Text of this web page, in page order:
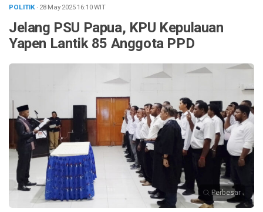
POLITIK· 28 May 202516:10WIT
Jelang PSU Papua, KPU Kepulauan
Yapen Lantik 85 Anggota PPD
Perbesar